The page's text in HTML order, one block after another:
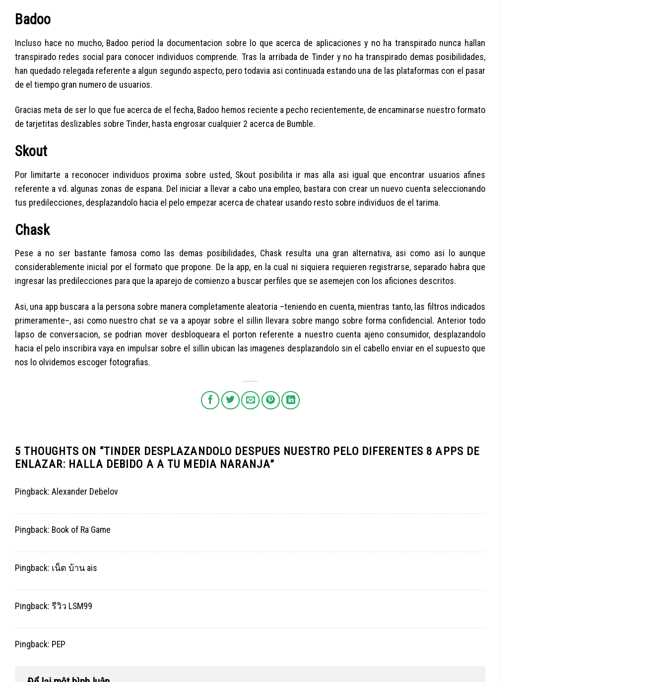
Badoo
Incluso hace no mucho, Badoo period la documentacion sobre lo que acerca de aplicaciones y no ha transpirado nunca hallan
transpirado redes social para conocer individuos comprende. Tras la arribada de Tinder y no ha transpirado demas posibilidades,
han quedado relegada referente a algun segundo aspecto, pero todavia asi continuada estando una de las plataformas con el pasar
de el tiempo gran numero de usuarios.
Gracias meta de ser lo que fue acerca de el fecha, Badoo hemos reciente a pecho recientemente, de encaminarse nuestro formato
de tarjetitas deslizables sobre Tinder, hasta engrosar cualquier 2 acerca de Bumble.
Skout
Por limitarte a reconocer individuos proxima sobre usted, Skout posibilita ir mas alla asi­ igual que encontrar usuarios afines
referente a vd. algunas zonas de espana. Del iniciar a llevar a cabo una empleo, bastara con crear un nuevo cuenta seleccionando
tus predilecciones, desplazandolo hacia el pelo empezar acerca de chatear usando resto sobre individuos de el tarima.
Chask
Pese a no ser bastante famosa como las demas posibilidades, Chask resulta una gran alternativa, asi­ como asi­ lo aunque
considerablemente inicial por el formato que propone. De la app, en la cual ni siquiera requieren registrarse, separado habra que
ingresar las predilecciones para que la aparejo de comienzo a buscar perfiles que se asemejen con los aficiones descritos.
Asi, una app buscara a la persona sobre manera completamente aleatoria –teniendo en cuenta, mientras tanto, las filtros indicados
primeramente–, asi­ como nuestro chat se va a apoyar sobre el silli­n llevara sobre mango sobre forma confidencial. Anterior todo
lapso de conversacion, se podri­an mover desbloqueara el porton referente a nuestro cuenta ajeno consumidor, desplazandolo
hacia el pelo inscribira vaya en impulsar sobre el silli­n ubican las imagenes desplazandolo sin el cabello enviar en el supuesto que
nos lo olvidemos escoger fotografias.
5 THOUGHTS ON “TINDER DESPLAZANDOLO DESPUES NUESTRO PELO DIFERENTES 8 APPS DE
ENLAZAR: HALLA DEBIDO A A TU MEDIA NARANJA”
Pingback: Alexander Debelov
Pingback: Book of Ra Game
Pingback: เน็ต บ้าน ais
Pingback: รีวิว LSM99
Pingback: PEP